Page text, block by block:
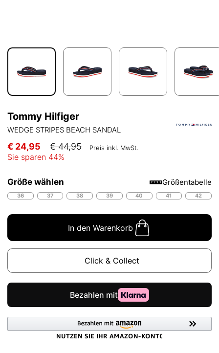
Tommy Hilfiger
WEDGE STRIPES BEACH SANDAL
€ 24,95 € 44,95 Preis inkl. MwSt.
Sie sparen 44%
Größe wählen Größentabelle
36 37 38 39 40 41 42
In den Warenkorb
Click & Collect